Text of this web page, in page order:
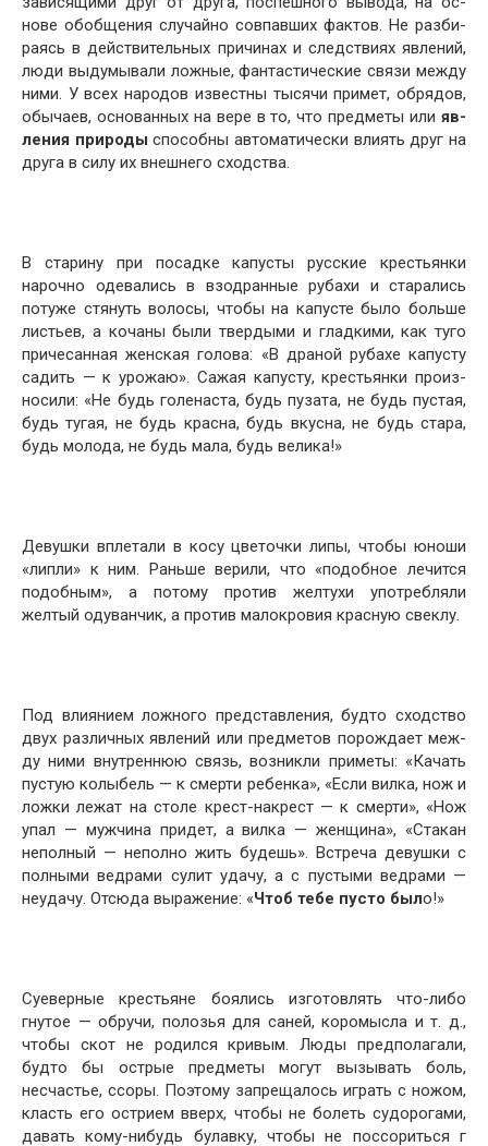
нове обобщения случайно совпавших фактов. Не разби­
раясь в действительных причинах и следствиях явлений,
люди выдумывали ложные, фантастические связи между
ними. У всех народов известны тысячи примет, обрядов,
обычаев, основанных на вере в то, что предметы или яв­
ления природы способны автоматически влиять друг на
друга в силу их внешнего сходства.
В старину при посадке капусты русские крестьянки
нарочно одевались в взодранные рубахи и старались
потуже стянуть волосы, чтобы на капусте было больше
ли­стьев, а кочаны были твердыми и гладкими, как туго
причесанная женская голова: «В драной рубахе капусту
садить — к урожаю». Сажая капусту, крестьянки произ­
носили: «Не будь голенаста, будь пузата, не будь пустая,
будь тугая, не будь красна, будь вкусна, не будь стара,
будь молода, не будь мала, будь велика!»
Девушки вплетали в косу цветочки липы, чтобы юно­ши
«липли» к ним. Раньше верили, что «подобное ле­чится
подобным», а потому против желтухи употреб­ляли
желтый одуванчик, а против малокровия красную свеклу.
Под влиянием ложного представления, будто сходство
двух различных явлений или предметов порождает меж­
ду ними внутреннюю связь, возникли приметы: «Качать
пустую колыбель — к смерти ребенка», «Если вилка, нож и
ложки лежат на столе крест-накрест — к смерти», «Нож
упал — мужчина придет, а вилка — женщина», «Стакан
неполный — неполно жить будешь». Встреча де­вушки с
полными ведрами сулит удачу, а с пустыми ведрами —
неудачу. Отсюда выражение: «Чтоб тебе пу­сто было!»
Суеверные крестьяне боялись изготовлять что-либо
гнутое — обручи, полозья для саней, коромысла и т. д.,
чтобы скот не родился кривым. Люды предполагали,
буд­то бы острые предметы могут вызывать боль,
несчастье, ссоры. Поэтому запрещалось играть с ножом,
класть его острием вверх, чтобы не болеть судорогами,
давать кому-нибудь булавку, чтобы не поссориться г